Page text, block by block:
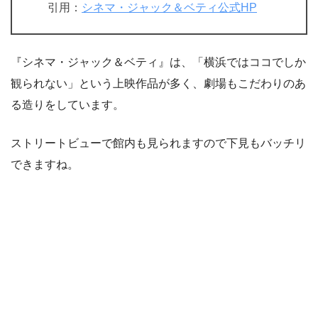
引用： シネマ・ジャック＆ベティ公式HP
『シネマ・ジャック＆ベティ』は、「横浜ではココでしか
観られない」という上映作品が多く、劇場もこだわりのあ
る造りをしています。
ストリートビューで館内も見られますので下見もバッチリ
できますね。